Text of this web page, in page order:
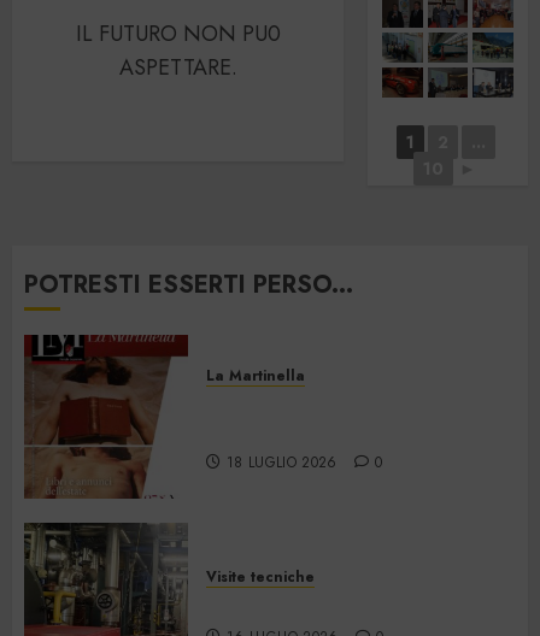
IL FUTURO NON PU0
ASPETTARE.
1
POTRESTI ESSERTI PERSO...
La Martinella
18 LUGLIO 2026 0
Visite tecniche